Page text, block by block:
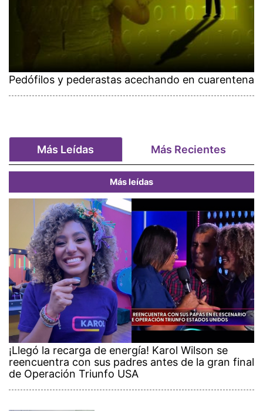
Pedófilos y pederastas acechando en cuarentena
Más Leídas Más Recientes
Más leídas
¡Llegó la recarga de energía! Karol Wilson se
reencuentra con sus padres antes de la gran final
de Operación Triunfo USA